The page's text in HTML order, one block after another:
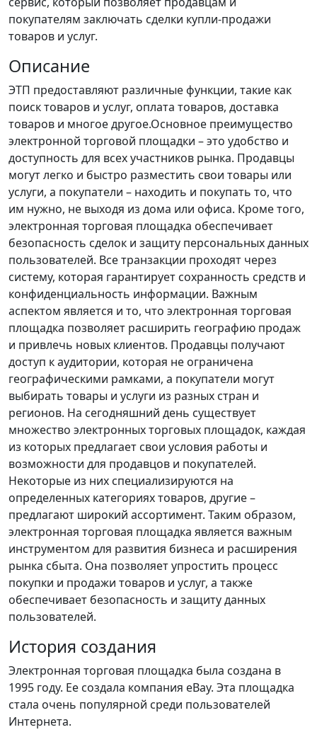
покупателям заключать сделки купли-продажи
товаров и услуг.
Описание
ЭТП предоставляют различные функции, такие как
поиск товаров и услуг, оплата товаров, доставка
товаров и многое другое.Основное преимущество
электронной торговой площадки – это удобство и
доступность для всех участников рынка. Продавцы
могут легко и быстро разместить свои товары или
услуги, а покупатели – находить и покупать то, что
им нужно, не выходя из дома или офиса. Кроме того,
электронная торговая площадка обеспечивает
безопасность сделок и защиту персональных данных
пользователей. Все транзакции проходят через
систему, которая гарантирует сохранность средств и
конфиденциальность информации. Важным
аспектом является и то, что электронная торговая
площадка позволяет расширить географию продаж
и привлечь новых клиентов. Продавцы получают
доступ к аудитории, которая не ограничена
географическими рамками, а покупатели могут
выбирать товары и услуги из разных стран и
регионов. На сегодняшний день существует
множество электронных торговых площадок, каждая
из которых предлагает свои условия работы и
возможности для продавцов и покупателей.
Некоторые из них специализируются на
определенных категориях товаров, другие –
предлагают широкий ассортимент. Таким образом,
электронная торговая площадка является важным
инструментом для развития бизнеса и расширения
рынка сбыта. Она позволяет упростить процесс
покупки и продажи товаров и услуг, а также
обеспечивает безопасность и защиту данных
пользователей.
История создания
Электронная торговая площадка была создана в
1995 году. Ее создала компания eBay. Эта площадка
стала очень популярной среди пользователей
Интернета.